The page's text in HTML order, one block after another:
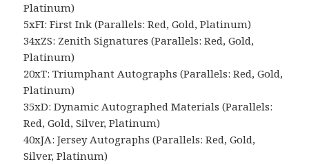
Platinum)
5xFI: First Ink (Parallels: Red, Gold, Platinum)
34xZS: Zenith Signatures (Parallels: Red, Gold,
Platinum)
20xT: Triumphant Autographs (Parallels: Red, Gold,
Platinum)
35xD: Dynamic Autographed Materials (Parallels:
Red, Gold, Silver, Platinum)
40xJA: Jersey Autographs (Parallels: Red, Gold,
Silver, Platinum)